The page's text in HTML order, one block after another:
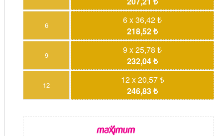
6
6 x 36,42 ₺
218,52 ₺
9
9 x 25,78 ₺
232,04 ₺
12
12 x 20,57 ₺
246,83 ₺